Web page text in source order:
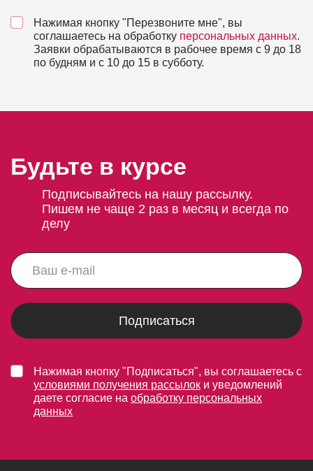
Нажимая кнопку "Перезвоните мне", вы
соглашаетесь на обработку персональных данных.
Заявки обрабатываются в рабочее время с 9 до 18
по будням и с 10 до 15 в субботу.
Будьте в курсе
Подписывайтесь на нашу рассылку.
Пишем не чаще 2 раз в месяц и всегда по
делу
Подписаться
Нажимая кнопку "Подписаться", вы соглашаетесь с
условиями получения рассылок и уведомлений
даете согласие на обработку персональных
данных